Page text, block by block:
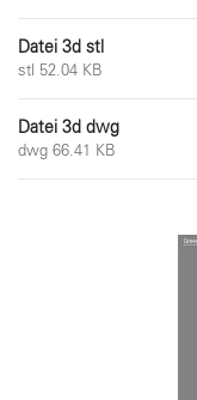
Datei 3d stl
stl 52.04 KB
Datei 3d dwg
dwg 66.41 KB